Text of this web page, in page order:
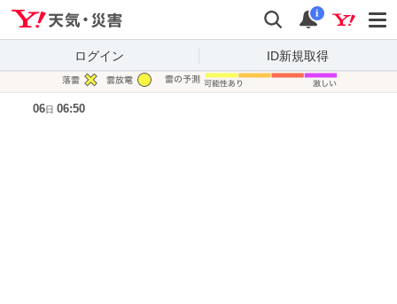
検索 通知
i
ログイン ID新規取得
06日 06:50